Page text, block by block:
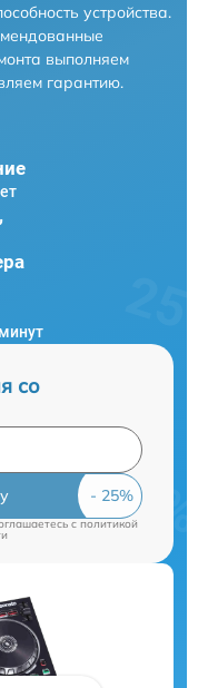
устройства.
выполняем
гарантию.
со
cполитикой